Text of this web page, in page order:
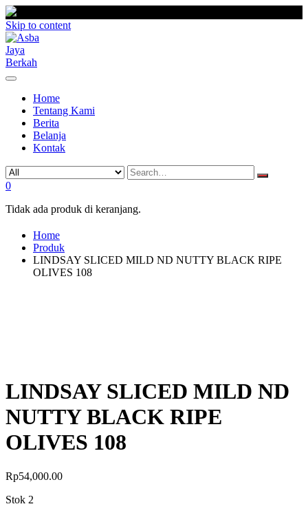
Skip to content
Home
Tentang Kami
Berita
Belanja
Kontak
0
Tidak ada produk di keranjang.
Home
Produk
LINDSAY SLICED MILD ND NUTTY BLACK RIPE
OLIVES 108
LINDSAY SLICED MILD ND
NUTTY BLACK RIPE
OLIVES 108
Rp54,000.00
Stok 2